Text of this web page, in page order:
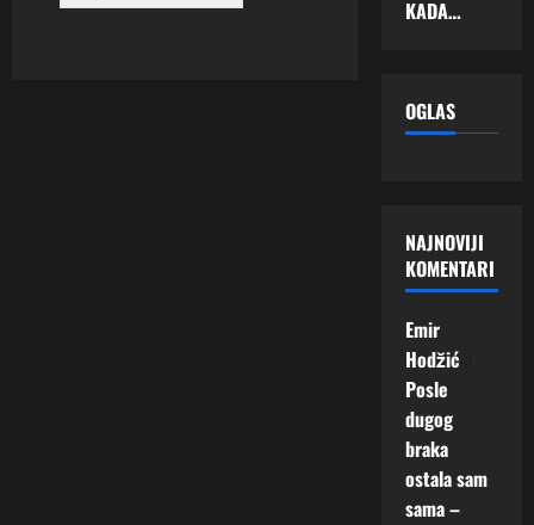
KADA…
OGLAS
NAJNOVIJI
KOMENTARI
Emir
Hodžić
Posle
dugog
braka
ostala sam
sama –